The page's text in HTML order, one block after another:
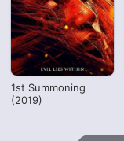
1st Summoning
(2019)